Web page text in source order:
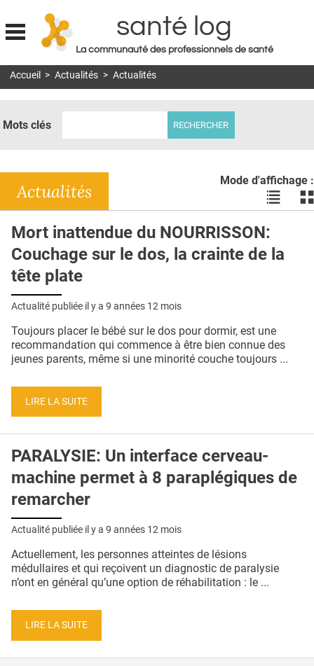
Jump to navigation
santé log
La communauté des professionnels de santé
MON COMPTE
DOSSIERS
RÉSEAUX
E-REVUE SAD
L'APP
PUBLICITÉ
CONTACT
Accueil > Actualités > Actualités
Mots clés
Mode d'affichage :
Voir
les
en
liste
les
Actualités
Mort inattendue du NOURRISSON:
Couchage sur le dos, la crainte de la
tête plate
Actualité publiée il y a 9 années 12 mois
Toujours placer le bébé sur le dos pour dormir, est une
recommandation qui commence à être bien connue des
jeunes parents, même si une minorité couche toujours ...
LIRE LA SUITE
PARALYSIE: Un interface cerveau-
machine permet à 8 paraplégiques de
remarcher
Actualité publiée il y a 9 années 12 mois
Actuellement, les personnes atteintes de lésions
médullaires et qui reçoivent un diagnostic de paralysie
n’ont en général qu’une option de réhabilitation : le ...
LIRE LA SUITE